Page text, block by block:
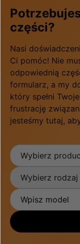
części?
Nasi
Ci pomóc! Nie
odpowiednią
formularz, a my
który spełni
frustrację
jesteśmy tutaj,
Wybierz
Wybierz rodzaj